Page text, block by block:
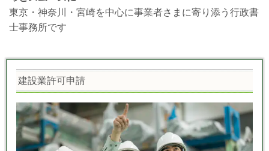
東京・神奈川・宮崎を中心に事業者さまに寄り添う行政書
士事務所です
建設業許可申請